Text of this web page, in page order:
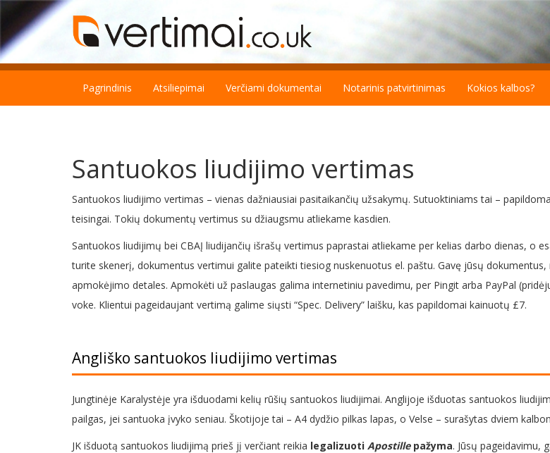
Pagrindinis Atsiliepimai Verčiami dokumentai Notarinis patvirtinimas Kokios kalbos?
Santuokos liudijimo vertimas
Santuokos liudijimo vertimas – vienas dažniausiai pasitaikančių užsakymų. Sutuoktiniams tai –
teisingai. Tokių dokumentų vertimus su džiaugsmu atliekame kasdien.
Santuokos liudijimų bei CBAĮ liudijančių išrašų vertimus paprastai atliekame per kelias darbo dienas, o
turite skenerį, dokumentus vertimui galite pateikti tiesiog nuskenuotus el. paštu. Gavę jūsų
apmokėjimo detales. Apmokėti už paslaugas galima internetiniu pavedimu, per Pingit arba PayPal
voke. Klientui pageidaujant vertimą galime siųsti “Spec. Delivery” laišku, kas papildomai kainuotų £7.
Angliško santuokos liudijimo vertimas
Jungtinėje Karalystėje yra išduodami kelių rūšių santuokos liudijimai. Anglijoje išduotas santuokos
pailgas, jei santuoka įvyko seniau. Škotijoje tai – A4 dydžio pilkas lapas, o Velse – surašytas dviem
JK išduotą santuokos liudijimą prieš jį verčiant reikia legalizuoti Apostille pažyma. Jūsų pageidavimu,